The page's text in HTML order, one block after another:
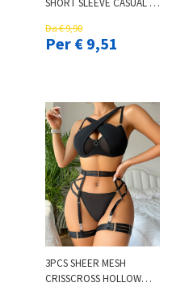
SHORT SLEEVE CASUAL T-
Da € 9,90
Per € 9,51
3PCS SHEER MESH
CRISSCROSS HOLLOW